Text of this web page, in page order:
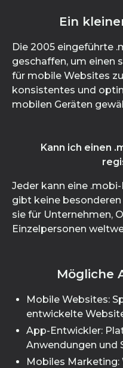
Ein
Die 2005 eingeführte
geschaffen, um einen
für mobile Websites
konsistentes und
mobilen Geräten
Kann ich einen
Jeder kann eine
gibt keine besonderen
sie für Unternehmen,
Einzelpersonen
Mögliche
Mobile Websites:
entwickelte
App-Entwickler:
Anwendungen und
Mobiles Marketing: